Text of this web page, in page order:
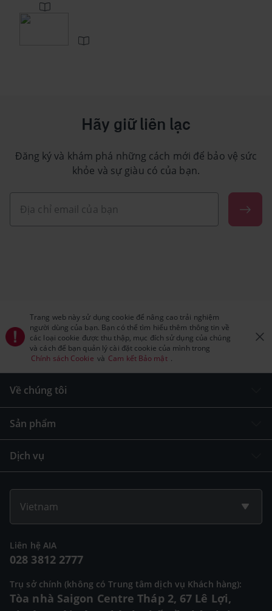
Hãy giữ liên lạc
Đăng ký và khám phá những cách mới để bảo vệ sức
khỏe và sự giàu có của bạn.
Trang web này sử dụng cookie để nâng cao trải nghiệm
người dùng của bạn. Bạn có thể tìm hiểu thêm thông tin về
các loại cookie được thu thập, mục đích sử dụng của chúng
và cách để bạn quản lý cài đặt cookie của mình trong
Chính sách Cookie và Cam kết Bảo mật .
Về chúng tôi
Sản phẩm
Dịch vụ
Vietnam
Liên hệ AIA
028 3812 2777
Trụ sở chính (không có Trung tâm dịch vụ Khách hàng):
Tòa nhà Saigon Centre Tháp 2, 67 Lê Lợi,